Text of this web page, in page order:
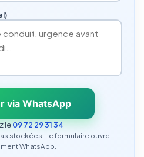
via WhatsApp
le09 72 29 31 34
stockées. Le formulaire ouvre
WhatsApp.